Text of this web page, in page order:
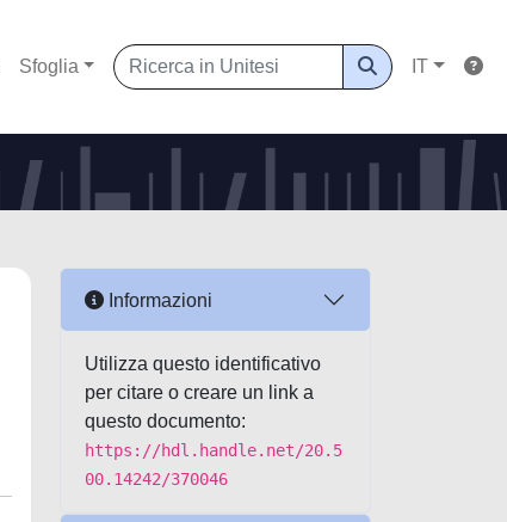
Sfoglia IT
Informazioni
Utilizza questo identificativo
per citare o creare un link a
questo documento:
https://hdl.handle.net/20.5
00.14242/370046